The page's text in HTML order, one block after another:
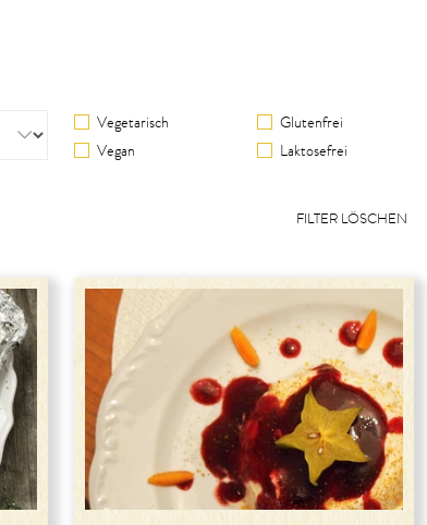
Vegetarisch
Vegan
Glutenfrei
Laktosefrei
FILTER LÖSCHEN